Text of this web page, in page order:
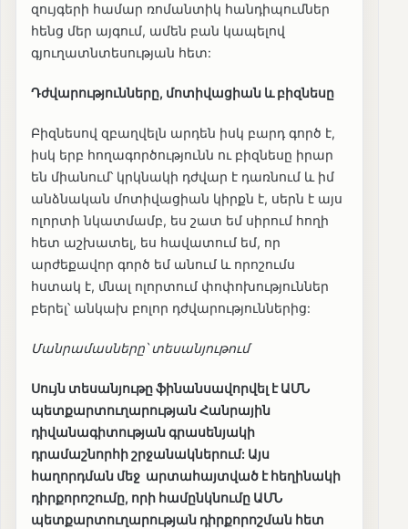
զույգերի համար ռոմանտիկ հանդիպումներ
հենց մեր այգում, ամեն բան կապելով
գյուղատնտեսության հետ:
Դժվարությունները, մոտիվացիան և բիզնեսը
Բիզնեսով զբաղվելն արդեն իսկ բարդ գործ է,
իսկ երբ հողագործությունն ու բիզնեսը իրար
են միանում՝ կրկնակի դժվար է դառնում և իմ
անձնական մոտիվացիան կիրքն է, սերն է այս
ոլորտի նկատմամբ, ես շատ եմ սիրում հողի
հետ աշխատել, ես հավատում եմ, որ
արժեքավոր գործ եմ անում և որոշումս
հստակ է, մնալ ոլորտում փոփոխություններ
բերել՝ անկախ բոլոր դժվարություններից:
Մանրամասները՝ տեսանյութում
Սույն տեսանյութը ֆինանսավորվել է ԱՄՆ
պետքարտուղարության Հանրային
դիվանագիտության գրասենյակի
դրամաշնորհի շրջանակներում: Այս
հաղորդման մեջ արտահայտված է հեղինակի
դիրքորոշումը, որի համընկնումը ԱՄՆ
պետքարտուղարության դիրքորոշման հետ